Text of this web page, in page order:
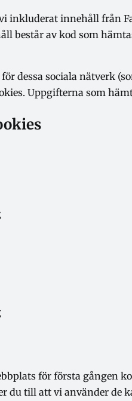
inkluderat innehåll från
består av kod som
dessa sociala nätverk
Uppgifterna som
för första gången
du till att vi använder de